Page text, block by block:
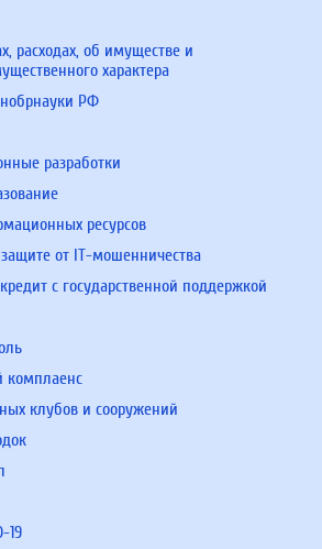
расходах, об имуществе и
характера
РФ
разработки
ресурсов
от IT-мошенничества
с государственной поддержкой
комплаенс
клубов и сооружений
19